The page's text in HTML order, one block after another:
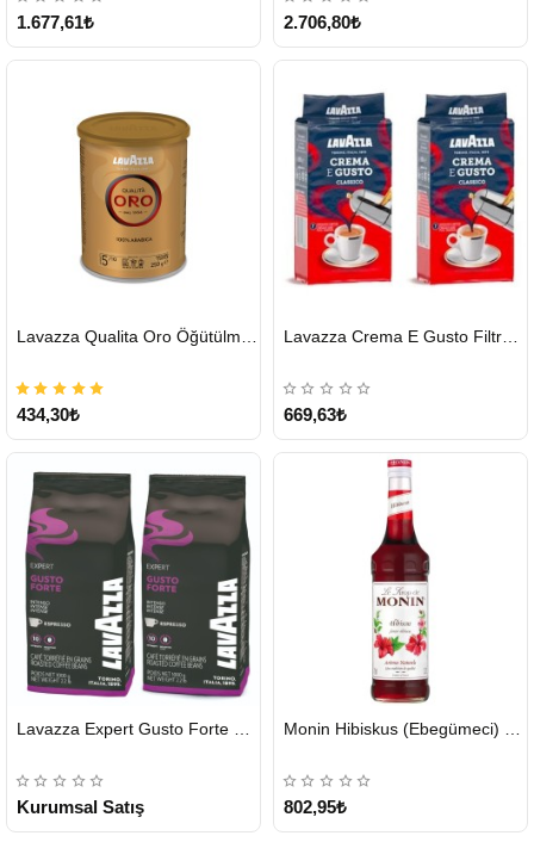
1.677,61₺ 2.706,80₺
GÖNDERİ
434,30₺
GÖNDERİ
Lavazza Crema E Gusto Filtre Kahve 250 G X 2
669,63₺
GÖNDERİ
Kurumsal Satış
GÖNDERİ
802,95₺